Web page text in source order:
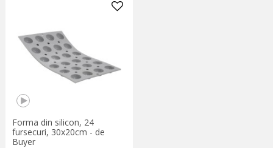
Forma din silicon, 24
fursecuri, 30x20cm - de
Buyer